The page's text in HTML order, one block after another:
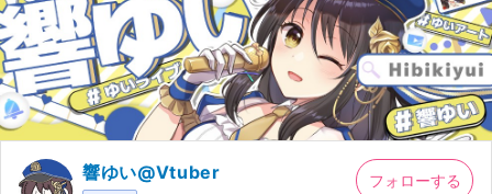
響ゆい@Vtuber フォローする